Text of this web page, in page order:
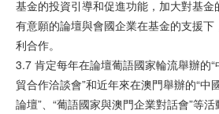
基金的投資引導和促進功能，加大對基
有意願的論壇與會國企業在基金的支援
利合作。
3.7 肯定每年在論壇葡語國家輪流舉辦的
貿合作洽談會”和近年來在澳門舉辦的“中
論壇”、“葡語國家與澳門企業對話會”等